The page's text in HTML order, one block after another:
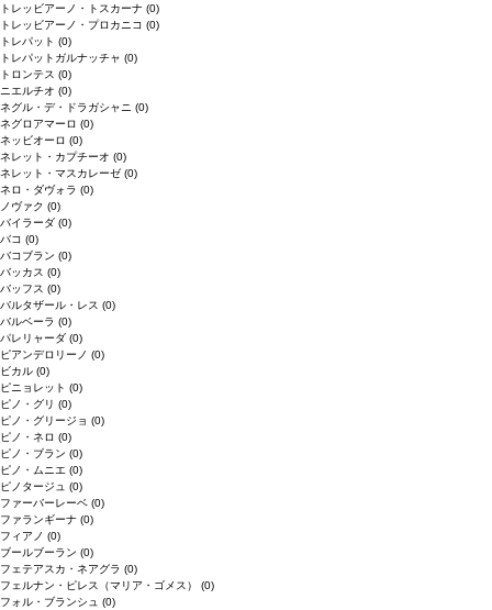
トレッビアーノ・トスカーナ (0)
トレッビアーノ・プロカニコ (0)
トレパット (0)
トレパットガルナッチャ (0)
トロンテス (0)
ニエルチオ (0)
ネグル・デ・ドラガシャニ (0)
ネグロアマーロ (0)
ネッビオーロ (0)
ネレット・カプチーオ (0)
ネレット・マスカレーゼ (0)
ネロ・ダヴォラ (0)
ノヴァク (0)
バイラーダ (0)
バコ (0)
バコブラン (0)
バッカス (0)
バッフス (0)
バルタザール・レス (0)
バルベーラ (0)
パレリャーダ (0)
ピアンデロリーノ (0)
ビカル (0)
ピニョレット (0)
ピノ・グリ (0)
ピノ・グリージョ (0)
ピノ・ネロ (0)
ピノ・ブラン (0)
ピノ・ムニエ (0)
ピノタージュ (0)
ファーバーレーベ (0)
ファランギーナ (0)
フィアノ (0)
ブールブーラン (0)
フェテアスカ・ネアグラ (0)
フェルナン・ピレス（マリア・ゴメス） (0)
フォル・ブランシュ (0)